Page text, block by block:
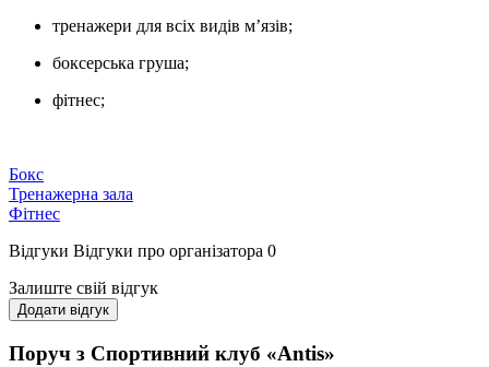
тренажери для всіх видів м’язів;
боксерська груша;
фітнес;
Бокс
Тренажерна зала
Фітнес
Відгуки Відгуки про організатора 0
Залиште свій відгук
Додати відгук
Поруч з Спортивний клуб «Antis»